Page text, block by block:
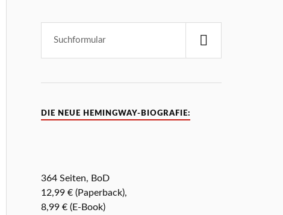
DIE NEUE HEMINGWAY-BIOGRAFIE:
364 Seiten, BoD
12,99 € (Paperback),
8,99 € (E-Book)